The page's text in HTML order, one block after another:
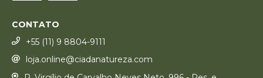
CONTATO
+55 (11) 9 8804-9111
loja.online@ciadanatureza.com